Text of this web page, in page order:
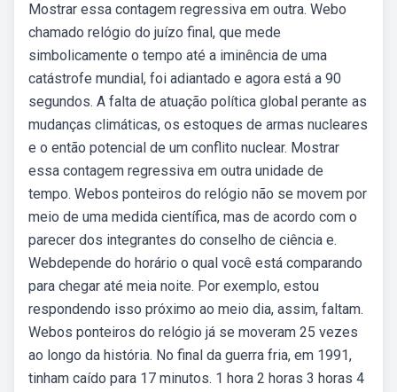
Mostrar essa contagem regressiva em outra. Webo
chamado relógio do juízo final, que mede
simbolicamente o tempo até a iminência de uma
catástrofe mundial, foi adiantado e agora está a 90
segundos. A falta de atuação política global perante as
mudanças climáticas, os estoques de armas nucleares
e o então potencial de um conflito nuclear. Mostrar
essa contagem regressiva em outra unidade de
tempo. Webos ponteiros do relógio não se movem por
meio de uma medida científica, mas de acordo com o
parecer dos integrantes do conselho de ciência e.
Webdepende do horário o qual você está comparando
para chegar até meia noite. Por exemplo, estou
respondendo isso próximo ao meio dia, assim, faltam.
Webos ponteiros do relógio já se moveram 25 vezes
ao longo da história. No final da guerra fria, em 1991,
tinham caído para 17 minutos. 1 hora 2 horas 3 horas 4